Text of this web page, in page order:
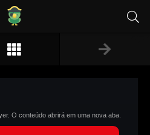
O conteúdo abrirá em uma nova aba.